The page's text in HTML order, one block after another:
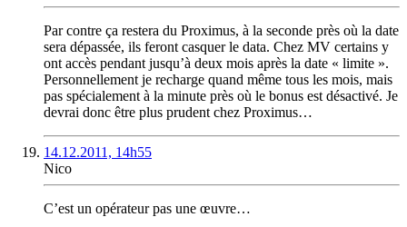
Par contre ça restera du Proximus, à la seconde près où la date
sera dépassée, ils feront casquer le data. Chez MV certains y
ont accès pendant jusqu’à deux mois après la date « limite ».
Personnellement je recharge quand même tous les mois, mais
pas spécialement à la minute près où le bonus est désactivé. Je
devrai donc être plus prudent chez Proximus…
14.12.2011, 14h55
Nico
C’est un opérateur pas une œuvre…